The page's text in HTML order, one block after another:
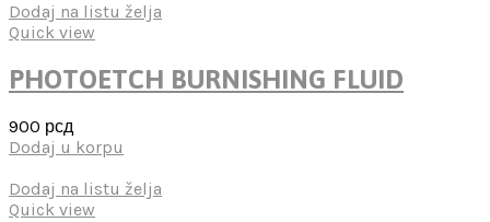
Dodaj na listu želja
Quick view
PHOTOETCH BURNISHING FLUID
900 рсд
Dodaj u korpu
Dodaj na listu želja
Quick view